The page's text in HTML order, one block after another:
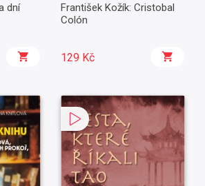
dní
František Kožík: Cristobal
Colón
129 Kč